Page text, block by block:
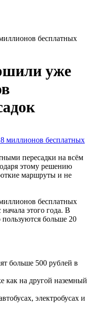
бесплатных
уже
пересадки на всём
этому решению
маршруты и не
бесплатных
этого года. В
больше 20
больше 500 рублей в
как на другой наземный
электробусах и